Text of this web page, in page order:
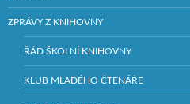
ZPRÁVY Z KNIHOVNY
ŘÁD ŠKOLNÍ KNIHOVNY
KLUB MLADÉHO ČTENÁŘE